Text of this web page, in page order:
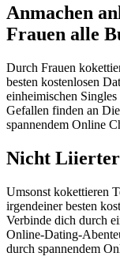
Anmachen
Frauen alle
Durch Frauen
besten kostenlosen
einheimischen
Gefallen finden an
spannendem Online
Nicht Liierter
Umsonst kokettieren
irgendeiner besten
Verbinde dich durch
Online-Dating-
durch spannendem